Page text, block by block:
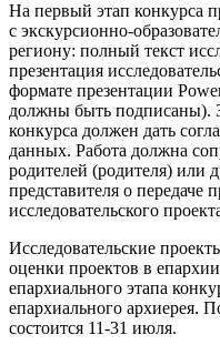
На первый этап конкурса
с экскурсионно-
региону: полный текст
презентация
формате презентации
должны быть подписаны).
конкурса должен дать
данных. Работа должна
родителей (родителя) или
представителя о передаче
исследовательского
Исследовательские
оценки проектов в
епархиального этапа
епархиального архиерея.
состоится 11-31 июля.